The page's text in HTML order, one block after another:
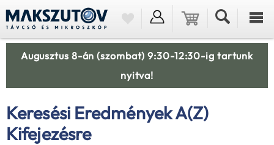
Augusztus 8-án (szombat) 9:30-12:30-ig tartunk
nyitva!
Keresési Eredmények A(z)
Kifejezésre